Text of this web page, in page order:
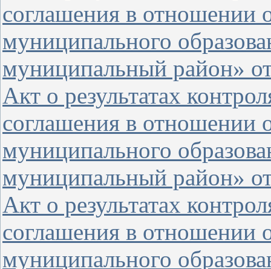
соглашения в отношении
муниципального
муниципальный район»
Акт о результатах
соглашения в отношении
муниципального
муниципальный район»
Акт о результатах
соглашения в отношении
муниципального